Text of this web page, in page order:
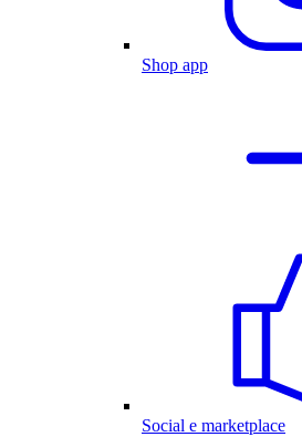
Shop app
Social e marketplace